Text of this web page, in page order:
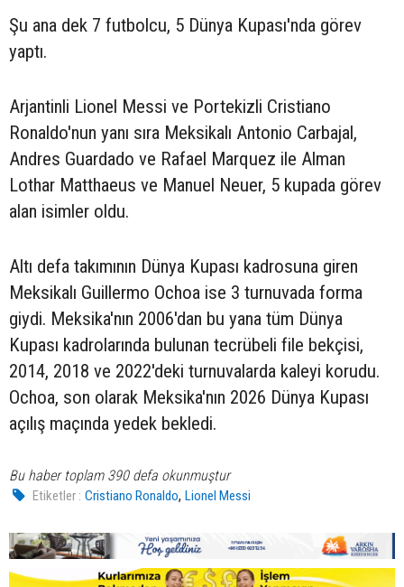
Şu ana dek 7 futbolcu, 5 Dünya Kupası'nda görev
yaptı.
Arjantinli Lionel Messi ve Portekizli Cristiano
Ronaldo'nun yanı sıra Meksikalı Antonio Carbajal,
Andres Guardado ve Rafael Marquez ile Alman
Lothar Matthaeus ve Manuel Neuer, 5 kupada görev
alan isimler oldu.
Altı defa takımının Dünya Kupası kadrosuna giren
Meksikalı Guillermo Ochoa ise 3 turnuvada forma
giydi. Meksika'nın 2006'dan bu yana tüm Dünya
Kupası kadrolarında bulunan tecrübeli file bekçisi,
2014, 2018 ve 2022'deki turnuvalarda kaleyi korudu.
Ochoa, son olarak Meksika'nın 2026 Dünya Kupası
açılış maçında yedek bekledi.
Bu haber toplam 390 defa okunmuştur
Etiketler : Cristiano Ronaldo,Lionel Messi